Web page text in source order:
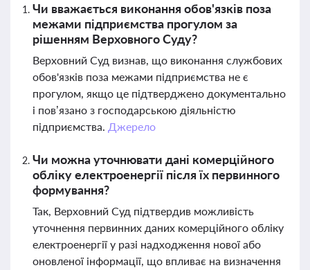
Чи вважається виконання обов'язків поза
межами підприємства прогулом за
рішенням Верховного Суду?
Верховний Суд визнав, що виконання службових
обов'язків поза межами підприємства не є
прогулом, якщо це підтверджено документально
і пов’язано з господарською діяльністю
підприємства. Джерело
Чи можна уточнювати дані комерційного
обліку електроенергії після їх первинного
формування?
Так, Верховний Суд підтвердив можливість
уточнення первинних даних комерційного обліку
електроенергії у разі надходження нової або
оновленої інформації, що впливає на визначення